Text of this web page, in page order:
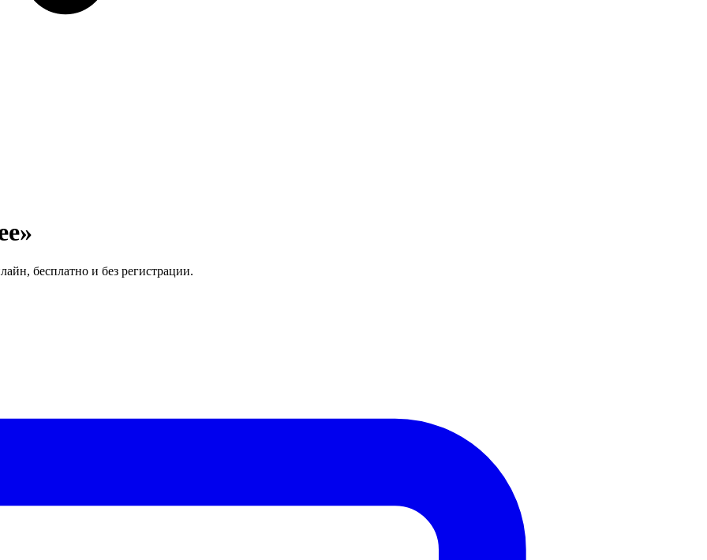
бесплатно и без регистрации.